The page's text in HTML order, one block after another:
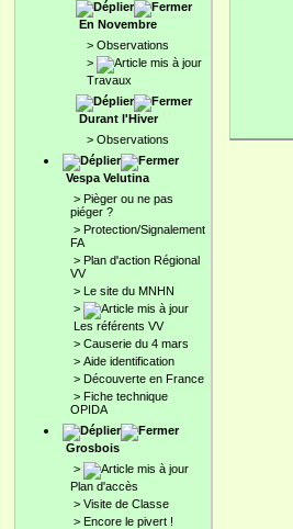
En Novembre
> Observations
>
Travaux
Durant l'Hiver
> Observations
Vespa Velutina
> Pièger ou ne pas
piéger ?
> Protection/Signalement
FA
> Plan d'action Régional
VV
> Le site du MNHN
>
Les référents VV
> Causerie du 4 mars
> Aide identification
> Découverte en France
> Fiche technique
OPIDA
Grosbois
>
Plan d'accès
> Visite de Classe
> Encore le pivert !